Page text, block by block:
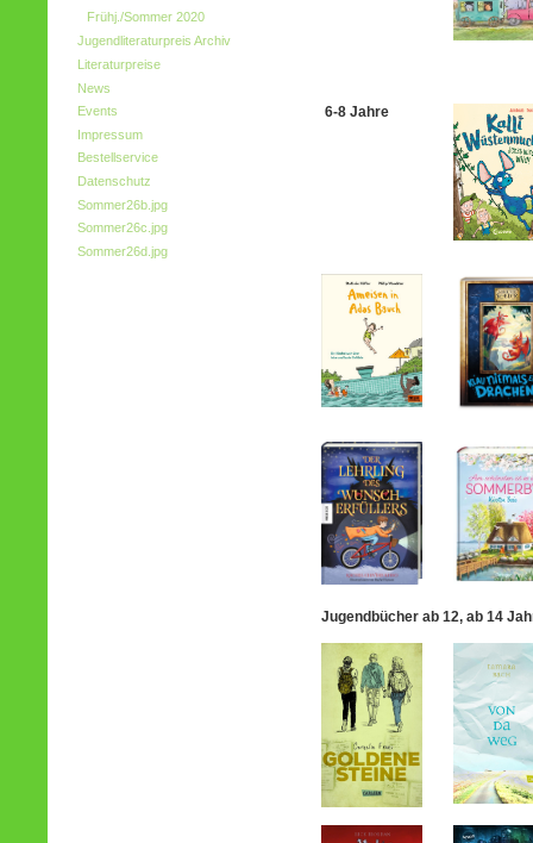
Frühj./Sommer 2020
Jugendliteraturpreis Archiv
Literaturpreise
News
Events
Impressum
Bestellservice
Datenschutz
Sommer26b.jpg
Sommer26c.jpg
Sommer26d.jpg
6-8 Jahre
Jugendbücher ab 12, ab 14